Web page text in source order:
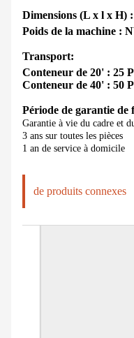
Dimensions (L x l x H)
Poids de la machine :
Transport:
Conteneur de 20' : 25
Conteneur de 40' : 50
Période de garantie de
Garantie à vie du cadre et
3 ans sur toutes les pièces
1 an de service à domicile
de produits connexes